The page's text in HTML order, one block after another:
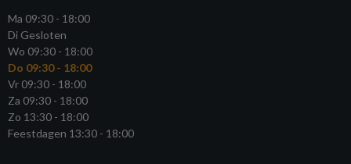
Ma 09:30 - 18:00
Di Gesloten
Wo 09:30 - 18:00
Do 09:30 - 18:00
Vr 09:30 - 18:00
Za 09:30 - 18:00
Zo 13:30 - 18:00
Feestdagen 13:30 - 18:00